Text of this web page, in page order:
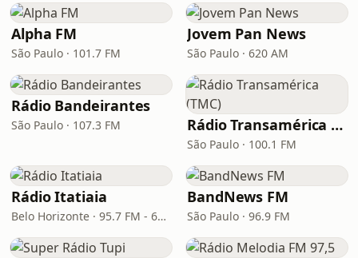
Alpha FM
São Paulo · 101.7 FM
Jovem Pan News
São Paulo · 620 AM
Rádio Bandeirantes
São Paulo · 107.3 FM Rádio Transamérica (TMC)
São Paulo · 100.1 FM
Rádio Itatiaia
Belo Horizonte · 95.7 FM - 610 AM
BandNews FM
São Paulo · 96.9 FM